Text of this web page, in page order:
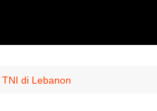
di Lebanon